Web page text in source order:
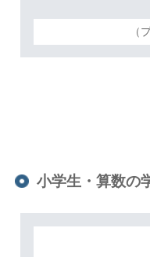
（
小学生・算数